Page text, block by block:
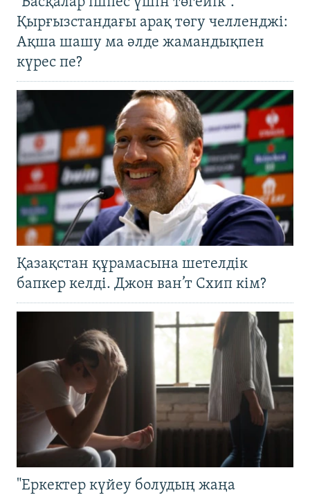
Қырғызстандағы арақ төгу челленджі:
Ақша шашу ма әлде жамандықпен
күрес пе?
Қазақстан құрамасына шетелдік
бапкер келді. Джон ван’т Схип кім?
"Еркектер күйеу болудың жаңа